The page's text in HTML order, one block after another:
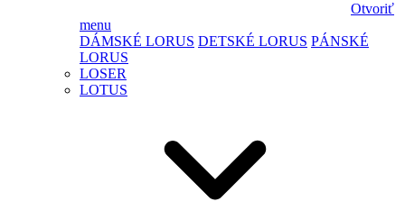
Otvoriť
menu
DÁMSKÉ LORUS DETSKÉ LORUS PÁNSKÉ
LORUS
LOSER
LOTUS